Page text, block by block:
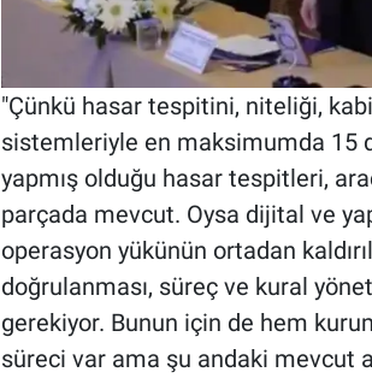
"Çünkü hasar tespitini, niteliği,
sistemleriyle en maksimumda 15
yapmış olduğu hasar tespitleri,
parçada mevcut. Oysa dijital ve
operasyon yükünün ortadan
doğrulanması, süreç ve kural
gerekiyor. Bunun için de hem
süreci var ama şu andaki mevcut